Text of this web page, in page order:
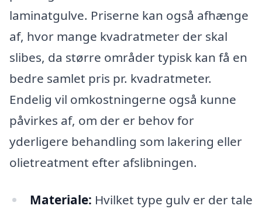
laminatgulve. Priserne kan også afhænge
af, hvor mange kvadratmeter der skal
slibes, da større områder typisk kan få en
bedre samlet pris pr. kvadratmeter.
Endelig vil omkostningerne også kunne
påvirkes af, om der er behov for
yderligere behandling som lakering eller
olietreatment efter afslibningen.
Materiale: Hvilket type gulv er der tale